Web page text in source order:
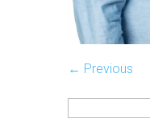
← Previous
Szukaj: